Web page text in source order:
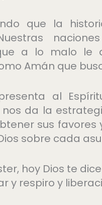
que la
a lo malo le
Amán que
al
da la
sus favores
sobre cada
hoy Dios te
y respiro y